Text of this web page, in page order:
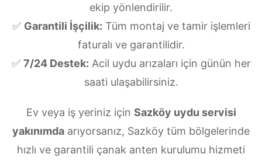
ekip yönlendirilir.
✅ Garantili İşçilik: Tüm montaj ve tamir işlemleri
faturalı ve garantilidir.
✅ 7/24 Destek: Acil uydu arızaları için günün her
saati ulaşabilirsiniz.
Ev veya iş yeriniz için Sazköy uydu servisi
yakınımda arıyorsanız, Sazköy tüm bölgelerinde
hızlı ve garantili çanak anten kurulumu hizmeti